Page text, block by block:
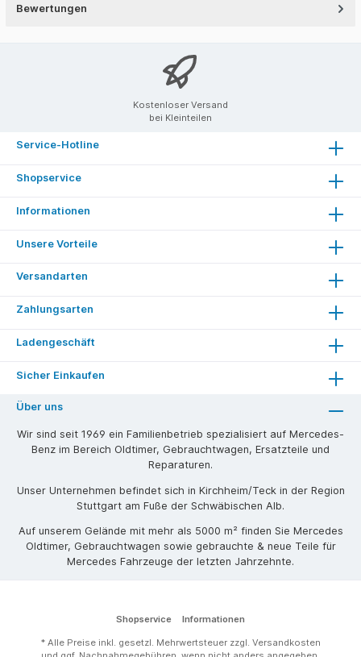
Bewertungen
Kostenloser Versand
bei Kleinteilen
Service-Hotline
Shopservice
Informationen
Unsere Vorteile
Versandarten
Zahlungsarten
Ladengeschäft
Sicher Einkaufen
Über uns
Wir sind seit 1969 ein Familienbetrieb spezialisiert auf Mercedes-
Benz im Bereich Oldtimer, Gebrauchtwagen, Ersatzteile und
Reparaturen.
Unser Unternehmen befindet sich in Kirchheim/Teck in der Region
Stuttgart am Fuße der Schwäbischen Alb.
Auf unserem Gelände mit mehr als 5000 m² finden Sie Mercedes
Oldtimer, Gebrauchtwagen sowie gebrauchte & neue Teile für
Mercedes Fahrzeuge der letzten Jahrzehnte.
Shopservice Informationen
* Alle Preise inkl. gesetzl. Mehrwertsteuer zzgl. Versandkosten